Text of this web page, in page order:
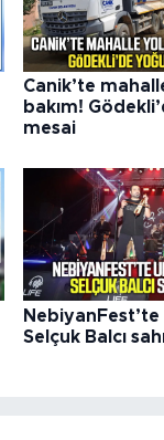
Canik’te
bakım!
mesai
Selçuk Balcı